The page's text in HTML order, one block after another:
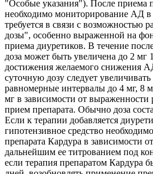
"Особые указания"). После приема
необходимо мониторирование АД в
требуется в связи с возможностью
дозы", особенно выраженной на
приема диуретиков. В течение
доза может быть увеличена до 2 мг
достижения желаемого снижения
суточную дозу следует
равномерные интервалы до 4 мг, 8
мг в зависимости от выраженности
прием препарата. Обычно доза
Если к терапии добавляется
гипотензивное средство
препарата Кардура в зависимости
дальнейшим ее титрованием под
если терапия препаратом Кардура